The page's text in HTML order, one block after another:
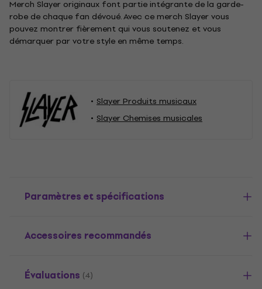
Merch Slayer originaux font partie intégrante de la garde-
robe de chaque fan dévoué. Avec ce merch Slayer vous
pouvez montrer fièrement qui vous soutenez et vous
démarquer par votre style en même temps.
Slayer Produits musicaux
Slayer Chemises musicales
Paramètres et spécifications
Accessoires recommandés
Évaluations (4)